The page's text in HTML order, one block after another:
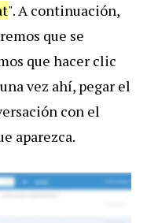
". A continuación,
que se
que hacer clic
vez ahí, pegar el
con el
aparezca.